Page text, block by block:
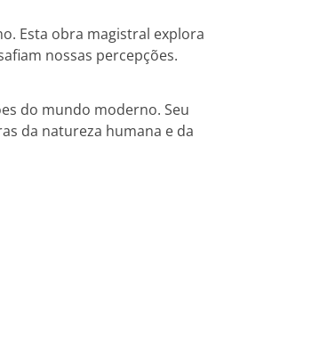
Esta obra magistral explora
nossas percepções.
do mundo moderno. Seu
da natureza humana e da